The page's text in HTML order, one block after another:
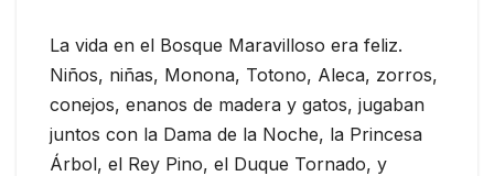
La vida en el Bosque Maravilloso era feliz.
Niños, niñas, Monona, Totono, Aleca, zorros,
conejos, enanos de madera y gatos, jugaban
juntos con la Dama de la Noche, la Princesa
Árbol, el Rey Pino, el Duque Tornado, y